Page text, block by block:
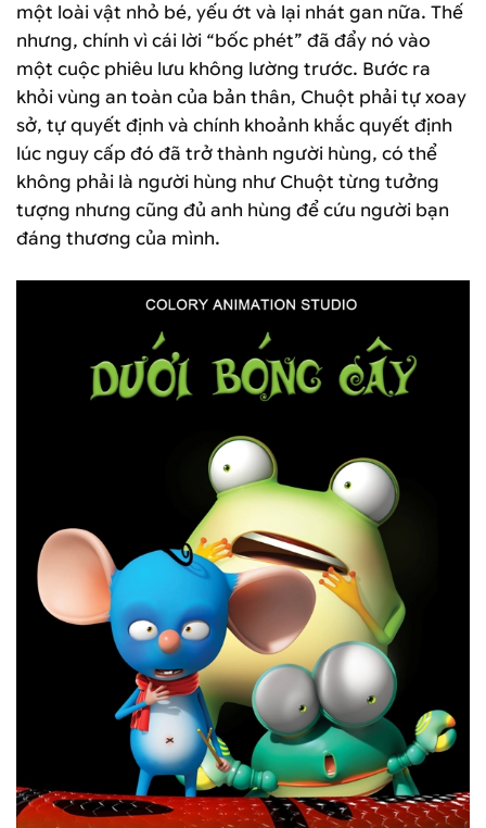
một loài vật nhỏ bé, yếu ớt và lại nhát gan nữa. Thế
nhưng, chính vì cái lời “bốc phét” đã đẩy nó vào
một cuộc phiêu lưu không lường trước. Bước ra
khỏi vùng an toàn của bản thân, Chuột phải tự xoay
sở, tự quyết định và chính khoảnh khắc quyết định
lúc nguy cấp đó đã trở thành người hùng, có thể
không phải là người hùng như Chuột từng tưởng
tượng nhưng cũng đủ anh hùng để cứu người bạn
đáng thương của mình.